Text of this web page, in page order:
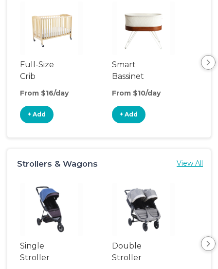
Full-Size
Crib
From $16/day
+ Add
Smart
Bassinet
From $10/day
+ Add
Strollers & Wagons View All
Single
Stroller
Double
Stroller